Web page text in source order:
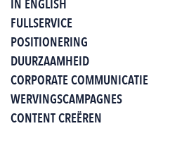
FULLSERVICE
POSITIONERING
DUURZAAMHEID
CORPORATE COMMUNICATIE
WERVINGSCAMPAGNES
CONTENT CREËREN